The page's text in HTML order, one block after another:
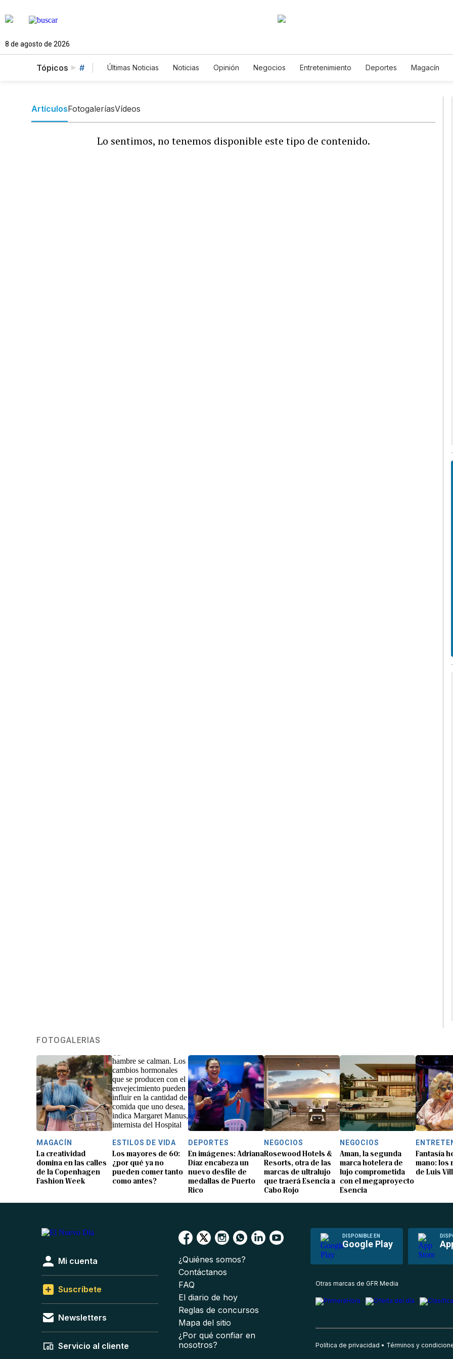
8 de agosto de 2026
Tópicos # Últimas Noticias Noticias Opinión Negocios Entretenimiento Deportes Magacín
ArtículosFotogaleríasVídeos
Lo sentimos, no tenemos disponible este tipo de contenido.
FOTOGALERÍAS
MAGACÍN
La creatividad
domina en las calles
de la Copenhagen
Fashion Week
ESTILOS DE VIDA
Los mayores de 60:
¿por qué ya no
pueden comer tanto
como antes?
DEPORTES
En imágenes: Adriana
Díaz encabeza un
nuevo desfile de
medallas de Puerto
Rico
NEGOCIOS
Rosewood Hotels &
Resorts, otra de las
marcas de ultralujo
que traerá Esencia a
Cabo Rojo
NEGOCIOS
Aman, la segunda
marca hotelera de
lujo comprometida
con el megaproyecto
Esencia
Fantasía
mano: los
de Luis
DISPONIBLE EN
Google Play
Mi cuenta
Suscríbete
Newsletters
Servicio al cliente
¿Quiénes somos?
Contáctanos
FAQ
El diario de hoy
Reglas de concursos
Mapa del sitio
¿Por qué confiar en
nosotros?
Otras marcas de GFR Media
Política de privacidad Términos y